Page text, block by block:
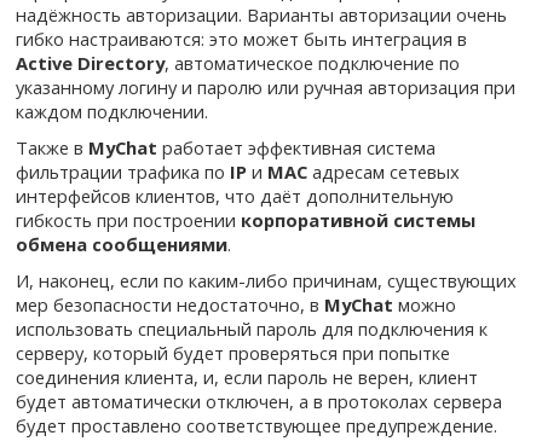
надёжность авторизации. Варианты авторизации очень
гибко настраиваются: это может быть интеграция в
Active Directory, автоматическое подключение по
указанному логину и паролю или ручная авторизация при
каждом подключении.
Также в MyChat работает эффективная система
фильтрации трафика по IP и MAC адресам сетевых
интерфейсов клиентов, что даёт дополнительную
гибкость при построении корпоративной системы
обмена сообщениями.
И, наконец, если по каким-либо причинам, существующих
мер безопасности недостаточно, в MyChat можно
использовать специальный пароль для подключения к
серверу, который будет проверяться при попытке
соединения клиента, и, если пароль не верен, клиент
будет автоматически отключен, а в протоколах сервера
будет проставлено соответствующее предупреждение.